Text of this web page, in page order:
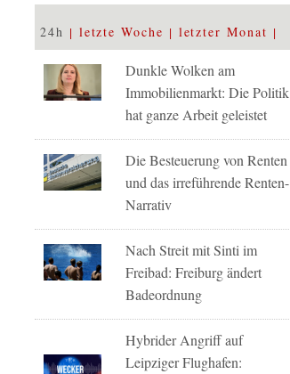
24h letzte Woche letzter Monat
Dunkle Wolken am
Immobilienmarkt: Die Politik
hat ganze Arbeit geleistet
Die Besteuerung von Renten
und das irreführende Renten-
Narrativ
Nach Streit mit Sinti im
Freibad: Freiburg ändert
Badeordnung
Hybrider Angriff auf
Leipziger Flughafen: